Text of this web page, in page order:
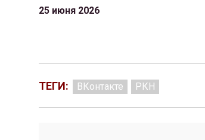
25 июня 2026
ТЕГИ: ВКонтакте РКН